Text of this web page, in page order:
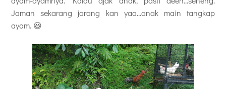
Jaman sekarang jarang kan yaa...anak main tangkap
ayam. 😃